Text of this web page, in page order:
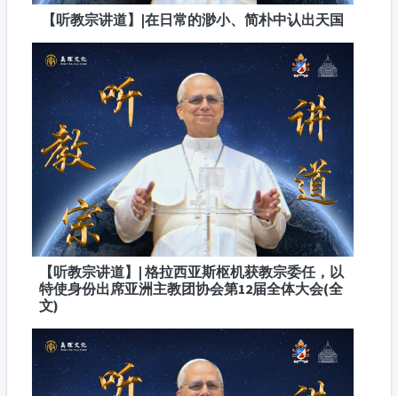
【听教宗讲道】|在日常的渺小、简朴中认出天国
【听教宗讲道】| 格拉西亚斯枢机获教宗委任，以
特使身份出席亚洲主教团协会第12届全体大会(全
文)